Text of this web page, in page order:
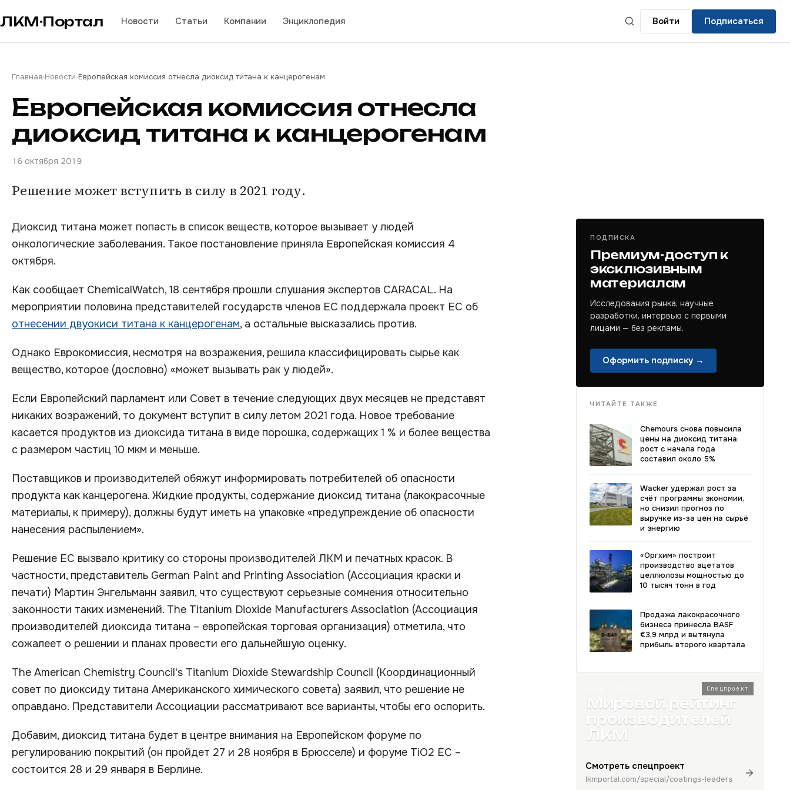
ЛКМ·Портал Новости Статьи Компании Энциклопедия Войти Подписаться
Главная›Новости›Европейская комиссия отнесла диоксид титана к канцерогенам
Европейская комиссия отнесла
диоксид титана к канцерогенам
16 октября 2019
Решение может вступить в силу в 2021 году.
Диоксид титана может попасть в список веществ, которое вызывает у людей
онкологические заболевания. Такое постановление приняла Европейская комиссия 4
октября.
Как сообщает ChemicalWatch, 18 сентября прошли слушания экспертов CARACAL. На
мероприятии половина представителей государств членов ЕС поддержала проект ЕС об
отнесении двуокиси титана к канцерогенам, а остальные высказались против.
Однако Еврокомиссия, несмотря на возражения, решила классифицировать сырье как
вещество, которое (дословно) «может вызывать рак у людей».
Если Европейский парламент или Совет в течение следующих двух месяцев не представят
никаких возражений, то документ вступит в силу летом 2021 года. Новое требование
касается продуктов из диоксида титана в виде порошка, содержащих 1 % и более вещества
с размером частиц 10 мкм и меньше.
Поставщиков и производителей обяжут информировать потребителей об опасности
продукта как канцерогена. Жидкие продукты, содержание диоксид титана (лакокрасочные
материалы, к примеру), должны будут иметь на упаковке «предупреждение об опасности
нанесения распылением».
Решение ЕС вызвало критику со стороны производителей ЛКМ и печатных красок. В
частности, представитель German Paint and Printing Association (Ассоциация краски и
печати) Мартин Энгельманн заявил, что существуют серьезные сомнения относительно
законности таких изменений. The Titanium Dioxide Manufacturers Association (Ассоциация
производителей диоксида титана – европейская торговая организация) отметила, что
сожалеет о решении и планах провести его дальнейшую оценку.
The American Chemistry Council's Titanium Dioxide Stewardship Council (Координационный
совет по диоксиду титана Американского химического совета) заявил, что решение не
оправдано. Представители Ассоциации рассматривают все варианты, чтобы его оспорить.
Добавим, диоксид титана будет в центре внимания на Европейском форуме по
регулированию покрытий (он пройдет 27 и 28 ноября в Брюсселе) и форуме TiO2 ЕС –
состоится 28 и 29 января в Берлине.
ПОДПИСКА
Премиум-доступ к
эксклюзивным
материалам
Исследования рынка, научные
разработки, интервью с первыми
лицами — без рекламы.
Оформить подписку →
ЧИТАЙТЕ ТАКЖЕ
Chemours снова повысила
цены на диоксид титана:
рост с начала года
составил около 5%
Wacker удержал рост за
счёт программы экономии,
но снизил прогноз по
выручке из-за цен на сырьё
и энергию
«Оргхим» построит
производство ацетатов
целлюлозы мощностью до
10 тысяч тонн в год
Продажа лакокрасочного
бизнеса принесла BASF
€3,9 млрд и вытянула
прибыль второго квартала
Спецпроект
Мировой рейтинг
производителей
ЛКМ
Смотреть спецпроект
lkmportal.com/special/coatings-leaders